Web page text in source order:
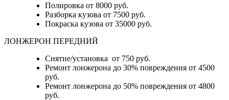
Полировка от 8000 руб.
Разборка кузова от 7500 руб.
Покраска кузова от 35000 руб.
ЛОНЖЕРОН ПЕРЕДНИЙ
Снятие/установка от 750 руб.
Ремонт лонжерона до 30% повреждения от 4500
руб.
Ремонт лонжерона до 50% повреждения от 4800
руб.